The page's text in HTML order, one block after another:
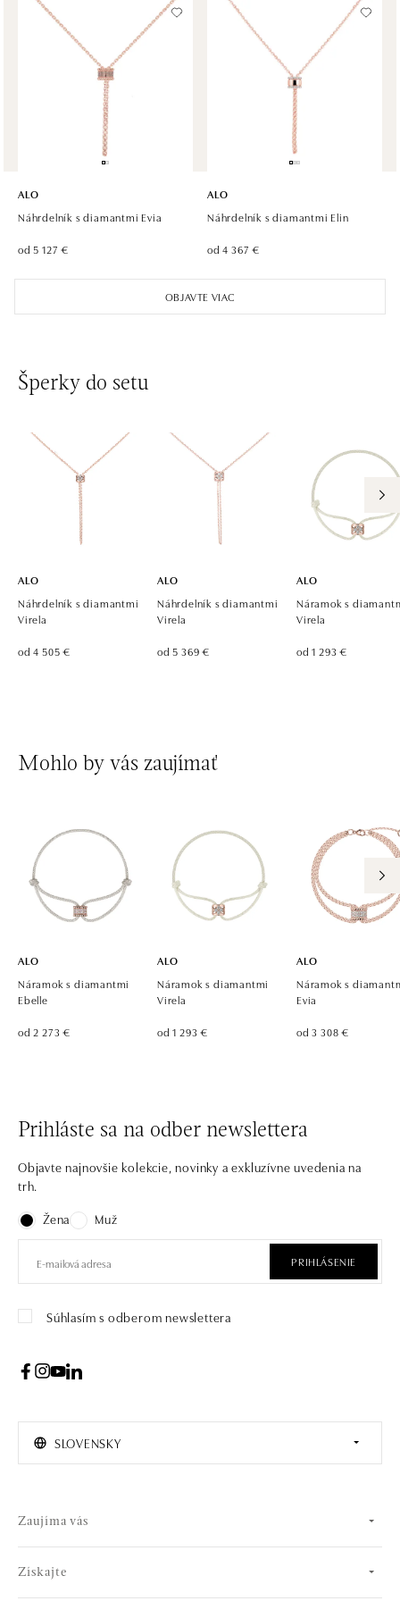
dnes otvorené od 09:00
ALO diamonds OC Olympia, Brno
U Dálnice 777, 664 42 Modřice
tel.: +420 733 397 316, +420 605 231 821
dnes otvorené od 10:00
ALO diamonds OC Palladium, Praha 1
Náměstí Republiky 1, 110 00 Praha 1 - Nové Město
ALO diamonds Pařížská, Praha 1
Pařížská 1076/7, 110 00 Praha 1
tel.: +420 737 939 202
ALO diamonds Westfield Černý most, Praha 9
dnes otvorené od 09:00
ALO diamonds, Westfield, Praha 4 - Chodov
Roztylská 2321/19, 148 00 Praha 4 - Chodov
tel.: +420 773 585 559, +420 730 802 800
OBJAVTE VIAC
ALO
Náhrdelník s diamantmi Evia
od 5 127 €
ALO
Náhrdelník s diamantmi Elin
od 4 367 €
Šperky do setu
ALO
Náhrdelník s diamantmi
Virela
od 4 505 €
ALO
Náhrdelník s diamantmi
Virela
od 5 369 €
ALO
Náramok s
Virela
od 1 293 €
Mohlo by vás zaujímať
ALO
Náramok s diamantmi
Ebelle
od 2 273 €
ALO
Náramok s diamantmi
Virela
od 1 293 €
ALO
Náramok s
Evia
od 3 308 €
Prihláste sa na odber newslettera
Objavte najnovšie kolekcie, novinky a exkluzívne uvedenia na
trh.
Žena
Muž
PRIHLÁSENIE
Súhlasím s odberom newslettera
SLOVENSKY
Zaujíma vás
Získajte